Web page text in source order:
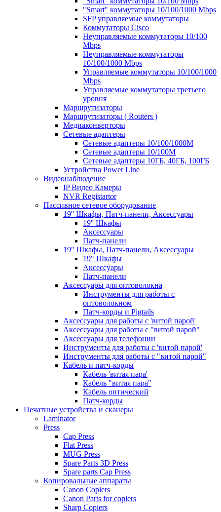
"Smart" коммутаторы 10/100/1000 Mbps
SFP управляемые коммутаторы
Коммутаторы Cisco
Неуправляемые коммутаторы 10/100
Mbps
Неуправляемые коммутаторы
10/100/1000 Mbps
Управляемые коммутаторы 10/100/1000
Mbps
Управляемые коммутаторы третьего
уровня
Маршрутизаторы
Маршрутизаторы ( Routers )
Медиаконверторы
Сетевые адаптеры
Сетевые адаптеры 10/100/1000М
Сетевые адаптеры 10/100M
Сетевые адаптеры 10ГБ, 40ГБ, 100ГБ
Устройства Power Line
Видеонаблюдение
IP Видео Камеры
NVR Registartor
Пассивное сетевое оборудование
19'' Шкафы, Патч-панели, Аксессуары
19'' Шкафы
Аксессуары
Патч-панели
19" Шкафы, Патч-панели, Аксессуары
19" Шкафы
Аксессуары
Патч-панели
Аксессуары для оптоволокна
Инструменты для работы с
оптоволокном
Патч-корды и Pigtails
Аксессуары для работы с 'витой парой'
Аксессуары для работы с "витой парой"
Аксессуары для телефонии
Инструменты для работы с 'витой парой'
Инструменты для работы с "витой парой"
Кабель и патч-корды
Кабель 'витая пара'
Кабель "витая пара"
Кабель оптический
Патч-корды
Печатные устройства и сканеры
Laminator
Press
Cap Press
Flat Press
MUG Press
Spare Parts 3D Press
Spare parts Cap Press
Копировальные аппараты
Canon Copiers
Canon Parts for copiers
Sharp Copiers